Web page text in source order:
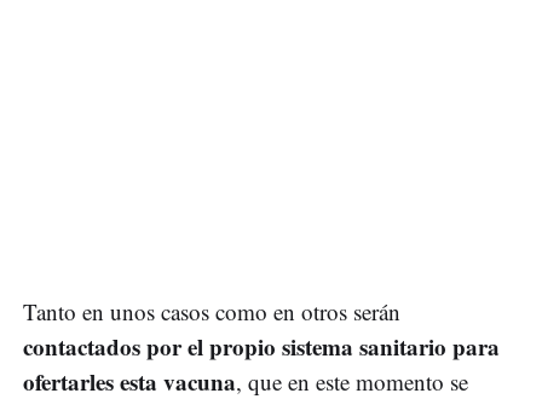
Tanto en unos casos como en otros serán
contactados por el propio sistema sanitario para
ofertarles esta vacuna, que en este momento se